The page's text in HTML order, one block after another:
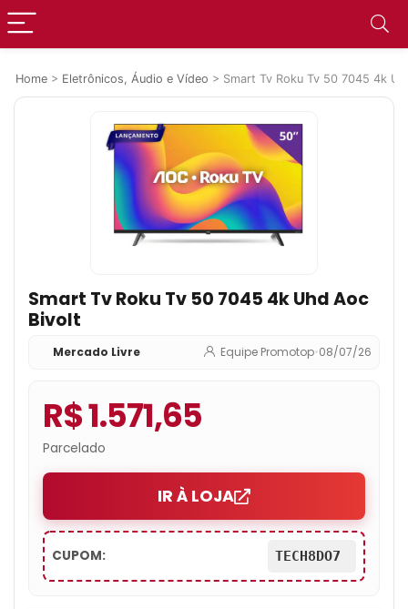
Home > Eletrônicos, Áudio e Vídeo > Smart Tv Roku Tv 50 7045 4k
Smart Tv Roku Tv 50 7045 4k Uhd Aoc
Bivolt
Mercado Livre Equipe Promotop•08/07/26
R$ 1.571,65
Parcelado
IR À LOJA
CUPOM: TECH8DO7